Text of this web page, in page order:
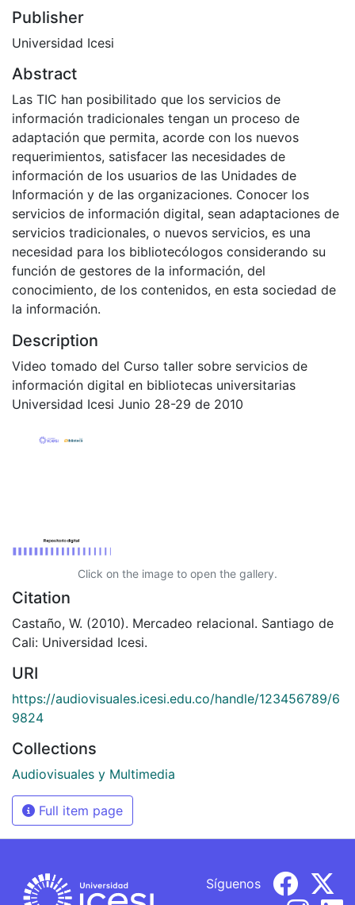
Publisher
Universidad Icesi
Abstract
Las TIC han posibilitado que los servicios de
información tradicionales tengan un proceso de
adaptación que permita, acorde con los nuevos
requerimientos, satisfacer las necesidades de
información de los usuarios de las Unidades de
Información y de las organizaciones. Conocer los
servicios de información digital, sean adaptaciones de
servicios tradicionales, o nuevos servicios, es una
necesidad para los bibliotecólogos considerando su
función de gestores de la información, del
conocimiento, de los contenidos, en esta sociedad de
la información.
Description
Video tomado del Curso taller sobre servicios de
información digital en bibliotecas universitarias
Universidad Icesi Junio 28-29 de 2010
Click on the image to open the gallery.
Citation
Castaño, W. (2010). Mercadeo relacional. Santiago de
Cali: Universidad Icesi.
URI
https://audiovisuales.icesi.edu.co/handle/123456789/6
9824
Collections
Audiovisuales y Multimedia
Full item page
Síguenos